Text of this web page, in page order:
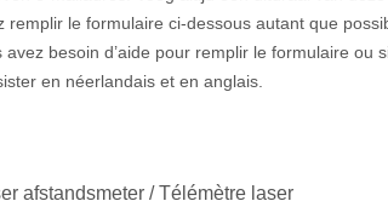
le formulaire ci-dessous autant que
besoin d’aide pour remplir le formulaire ou
en néerlandais et en anglais.